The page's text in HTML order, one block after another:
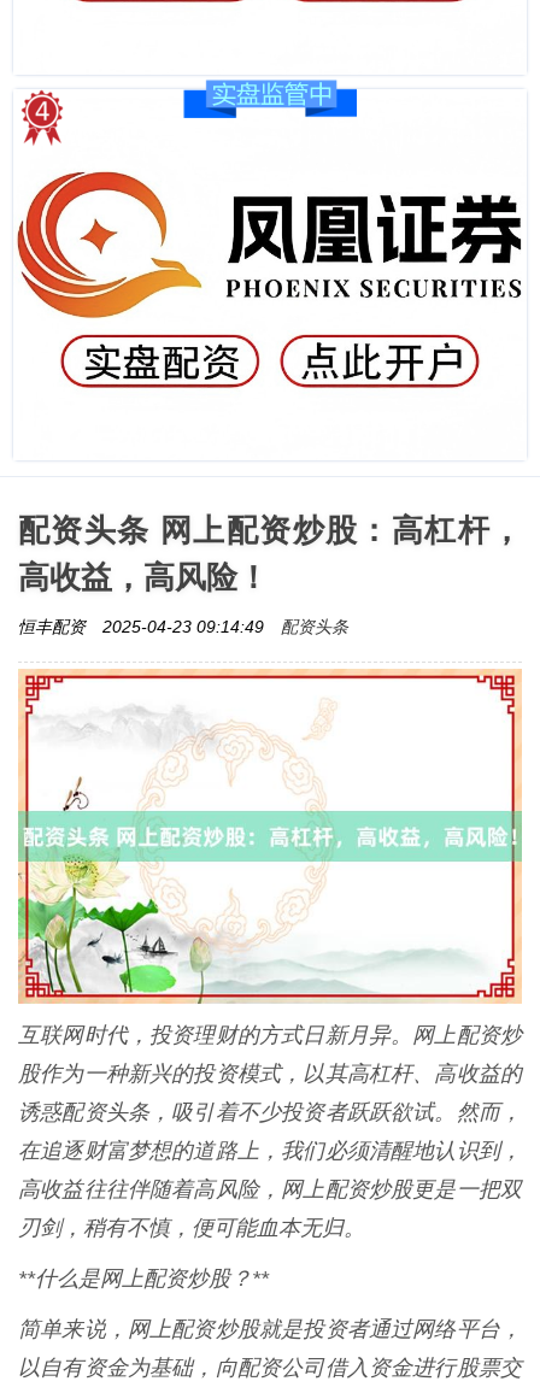
配资头条 网上配资炒股：高杠杆，
高收益，高风险！
恒丰配资 2025-04-23 09:14:49 配资头条
互联网时代，投资理财的方式日新月异。网上配资炒
股作为一种新兴的投资模式，以其高杠杆、高收益的
诱惑配资头条，吸引着不少投资者跃跃欲试。然而，
在追逐财富梦想的道路上，我们必须清醒地认识到，
高收益往往伴随着高风险，网上配资炒股更是一把双
刃剑，稍有不慎，便可能血本无归。
**什么是网上配资炒股？**
简单来说，网上配资炒股就是投资者通过网络平台，
以自有资金为基础，向配资公司借入资金进行股票交